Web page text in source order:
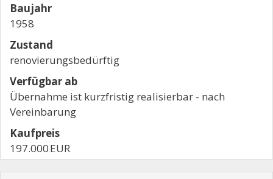
Baujahr
1958
Zustand
renovierungsbedürftig
Verfügbar ab
Übernahme ist kurzfristig realisierbar - nach
Vereinbarung
Kaufpreis
197.000 EUR